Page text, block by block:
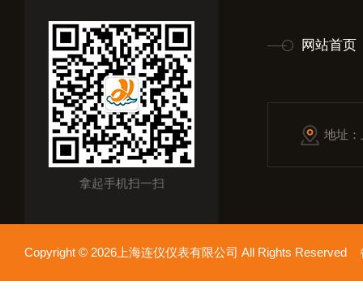
拿起手机扫一扫
网站首页
地址
Copyright © 2026上海连仪仪表有限公司 All Rights Reserved